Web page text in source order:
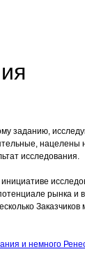
заданию,
исследования.
и немного